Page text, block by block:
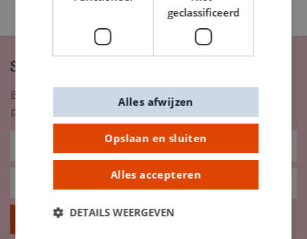
Schrijf je in op onze nieuwsbrief
Blijf op de hoogte van nieuwigheden, inspiratie,
promoties en meer!
Inschrijven
geclassificeerd
Opslaan en sluiten
Alles accepteren
Alles afwijzen
DETAILS WEERGEVEN